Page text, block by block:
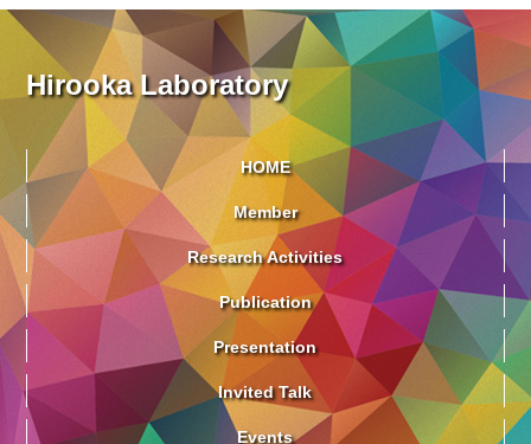
Hirooka Laboratory
HOME
Member
Research Activities
Publication
Presentation
Invited Talk
Events